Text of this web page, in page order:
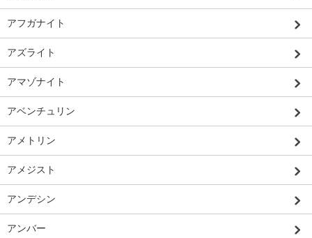
アフガナイト
アズライト
アマゾナイト
アベンチュリン
アメトリン
アメジスト
アンデシン
アンバー